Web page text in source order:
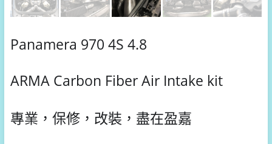
Panamera 970 4S 4.8
ARMA Carbon Fiber Air Intake kit
專業，保修，改裝，盡在盈嘉